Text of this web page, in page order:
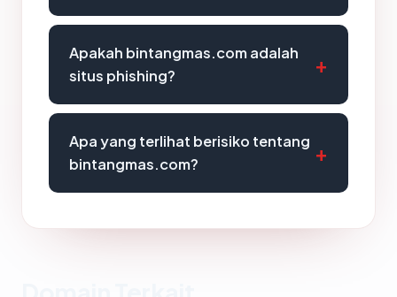
Apakah bintangmas.com adalah
situs phishing?
Apa yang terlihat berisiko tentang
bintangmas.com?